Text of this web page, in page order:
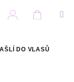
DO VLASŮ